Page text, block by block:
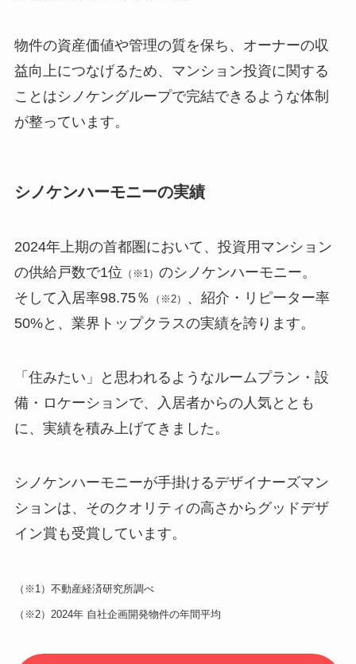
物件の資産価値や管理の質を保ち、オーナーの収
益向上につなげるため、マンション投資に関する
ことはシノケングループで完結できるような体制
が整っています。
シノケンハーモニーの実績
2024年上期の首都圏において、投資用マンション
の供給戸数で1位 （※1） のシノケンハーモニー。
そして入居率98.75％
（※2）
、紹介・リピーター率
50%と、業界トップクラスの実績を誇ります。
「住みたい」と思われるようなルームプラン・設
備・ロケーションで、入居者からの人気ととも
に、実績を積み上げてきました。
シノケンハーモニーが手掛けるデザイナーズマン
ションは、そのクオリティの高さからグッドデザ
イン賞も受賞しています。
（※1）不動産経済研究所調べ
（※2）2024年 自社企画開発物件の年間平均